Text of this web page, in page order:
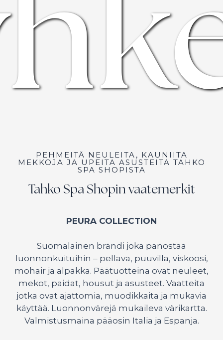
PEHMEITÄ NEULEITA, KAUNIITA
MEKKOJA JA UPEITA ASUSTEITA TAHKO
SPA SHOPISTA
Tahko Spa Shopin vaatemerkit
PEURA COLLECTION
Suomalainen brändi joka panostaa
luonnonkuituihin – pellava, puuvilla, viskoosi,
mohair ja alpakka. Päätuotteina ovat neuleet,
mekot, paidat, housut ja asusteet. Vaatteita
jotka ovat ajattomia, muodikkaita ja mukavia
käyttää. Luonnonvärejä mukaileva värikartta.
Valmistusmaina pääosin Italia ja Espanja.